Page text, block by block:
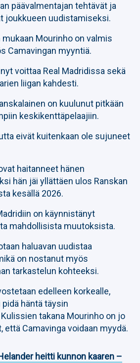
päävalmentajan tehtävät ja
joukkueen uudistamiseksi.
Mourinho on valmis
Camavingan myyntiä.
voittaa Real Madridissa sekä
liigan kahdesti.
on kuulunut pitkään
keskikenttäpelaajiin.
eivät kuitenkaan ole sujuneet
haitanneet hänen
hän jäi yllättäen ulos Ranskan
kesällä 2026.
on käynnistänyt
mahdollisista muutoksista.
haluavan uudistaa
on nostanut myös
tarkastelun kohteeksi.
edelleen korkealle,
häntä täysin
takana Mourinho on jo
Camavinga voidaan myydä.
heitti kunnon kaaren –